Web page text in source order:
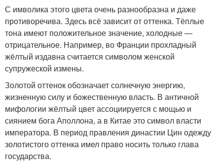
С имволика этого цвета очень разнообразна и даже
противоречива. Здесь всё зависит от оттенка. Тёплые
тона имеют положительное значение, холодные —
отрицательное. Например, во Франции прохладный
жёлтый издавна считается символом женской
супружеской измены.
Золотой оттенок обозначает солнечную энергию,
жизненную силу и божественную власть. В античной
мифологии жёлтый цвет ассоциируется с мощью и
сиянием бога Аполлона, а в Китае это символ власти
императора. В период правления династии Цин одежду
золотистого оттенка имел право носить только глава
государства.